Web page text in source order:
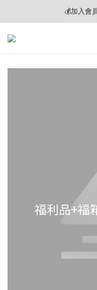
🎊夏末狂歡節限定
💰加入會
🧽 熱銷清潔劑 2入贈
福利品+福